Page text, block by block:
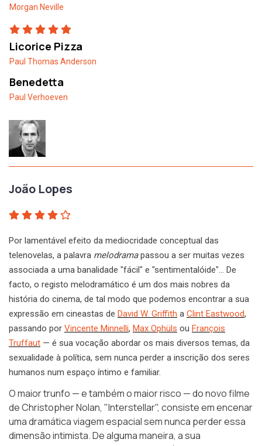
Morgan Neville
Licorice Pizza
Paul Thomas Anderson
Benedetta
Paul Verhoeven
João Lopes
Por lamentável efeito da mediocridade conceptual das
telenovelas, a palavra melodramapassou a ser muitas vezes
associada a uma banalidade "fácil" e "sentimentalóide"… De
facto, o registo melodramático é um dos mais nobres da
história do cinema, de tal modo que podemos encontrar a sua
expressão em cineastas de David W. Griffith a Clint Eastwood,
passando por Vincente Minnelli, Max Ophüls ou François
Truffaut — é sua vocação abordar os mais diversos temas, da
sexualidade à política, sem nunca perder a inscrição dos seres
humanos num espaço íntimo e familiar.
O maior trunfo — e também o maior risco — do novo filme
de Christopher Nolan, "Interstellar", consiste em encenar
uma dramática viagem espacial sem nunca perder essa
dimensão intimista. De alguma maneira, a sua